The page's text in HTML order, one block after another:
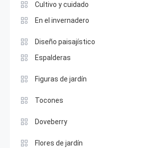
Cultivo y cuidado
En el invernadero
Diseño paisajístico
Espalderas
Figuras de jardín
Tocones
Doveberry
Flores de jardín